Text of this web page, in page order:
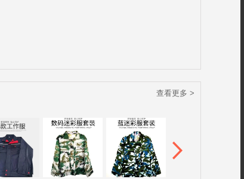
查看更多 >